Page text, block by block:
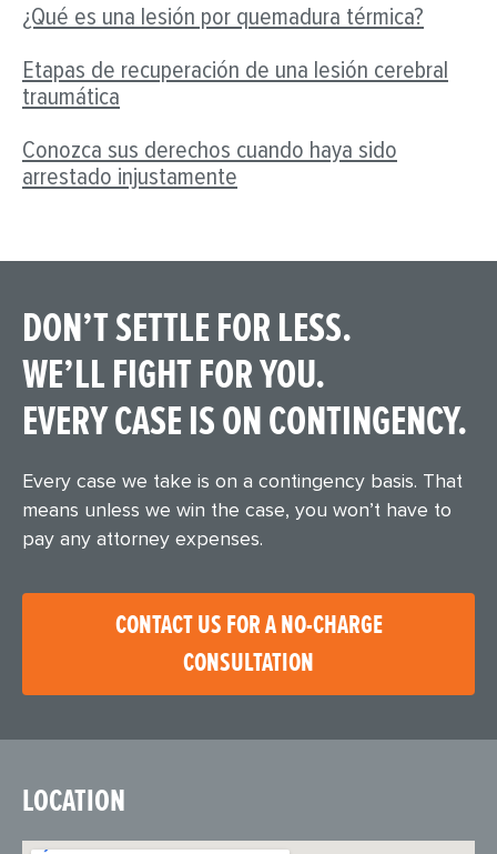
¿Qué es una lesión por quemadura térmica?
Etapas de recuperación de una lesión cerebral
traumática
Conozca sus derechos cuando haya sido
arrestado injustamente
DON’T SETTLE FOR LESS.
WE’LL FIGHT FOR YOU.
EVERY CASE IS ON CONTINGENCY.
Every case we take is on a contingency basis. That
means unless we win the case, you won’t have to
pay any attorney expenses.
CONTACT US FOR A NO-CHARGE
CONSULTATION
LOCATION